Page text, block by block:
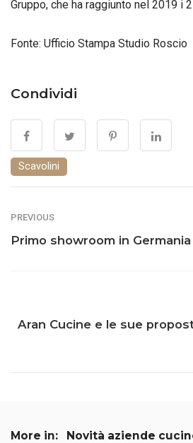
Gruppo, che ha raggiunto nel 2019 i
Fonte: Ufficio Stampa Studio Roscio
Condividi
Scavolini
PREVIOUS
Primo showroom in
Aran Cucine e le sue
More in: Novità aziende